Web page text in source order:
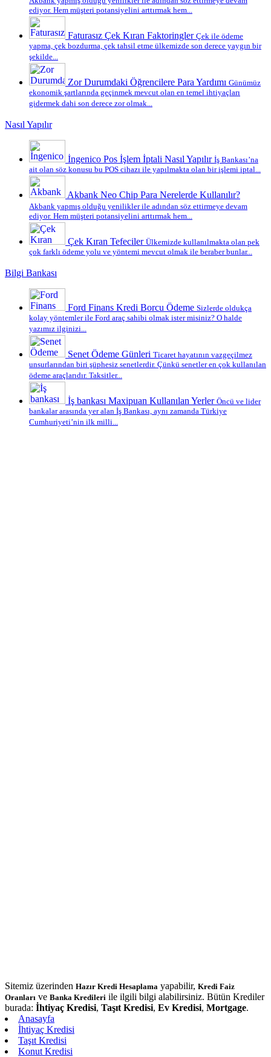
ediyor. Hem müşteri potansiyelini arttırmak hem...
Faturasız Çek Kıran Faktoringler Çek ile ödeme
yapma, çek bozdurma, çek tahsil etme ülkemizde son derece yaygın bir
şekilde...
Zor Durumdaki Öğrencilere Para Yardımı Günümüz
ekonomik şartlarında geçinmek mevcut olan en temel ihtiyaçları
gidermek dahi son derece zor olmak...
Nasıl Yapılır
İngenico Pos İşlem İptali Nasıl Yapılır İş Bankası’na
ait olan söz konusu bu POS cihazı ile yapılmakta olan bir işlemi iptal...
Akbank Neo Chip Para Nerelerde Kullanılır?
Akbank yapmış olduğu yenilikler ile adından söz ettirmeye devam
ediyor. Hem müşteri potansiyelini arttırmak hem...
Çek Kıran Tefeciler Ülkemizde kullanılmakta olan pek
çok farklı ödeme yolu ve yöntemi mevcut olmak ile beraber bunlar...
Bilgi Bankası
Ford Finans Kredi Borcu Ödeme Sizlerde oldukça
kolay yöntemler ile Ford araç sahibi olmak ister misiniz? O halde
yazımız ilginizi...
Senet Ödeme Günleri Ticaret hayatının vazgeçilmez
unsurlarından biri şüphesiz senetlerdir. Çünkü senetler en çok kullanılan
ödeme araçlarıdır. Taksitler...
İş bankası Maxipuan Kullanılan Yerler Öncü ve lider
bankalar arasında yer alan İş Bankası, aynı zamanda Türkiye
Cumhuriyeti’nin ilk milli...
Sitemiz üzerinden Hazır Kredi Hesaplama yapabilir, Kredi Faiz
Oranları ve Banka Kredileri ile ilgili bilgi alabilirsiniz. Bütün Krediler
burada: İhtiyaç Kredisi, Taşıt Kredisi, Ev Kredisi, Mortgage.
Anasayfa
İhtiyaç Kredisi
Taşıt Kredisi
Konut Kredisi